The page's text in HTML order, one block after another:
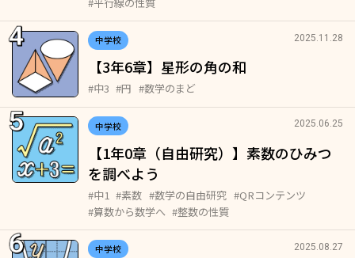
中学校 2025.11.28
【3年6章】星形の角の和
#中3 #円 #数学のまど
中学校 2025.06.25
【1年0章（自由研究）】素数のひみつ
を調べよう
#中1 #素数 #数学の自由研究 #QRコンテンツ
#算数から数学へ #整数の性質
中学校 2025.08.27